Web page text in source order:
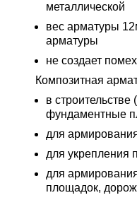
металлической
вес арматуры
арматуры
не создает
Композитная
в
фундаментные
для
для укрепления
для
площадок,